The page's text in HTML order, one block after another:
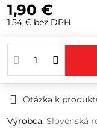
1,90 €
1,54 € bez DPH
Otázka k
Výrobca: Slovenská